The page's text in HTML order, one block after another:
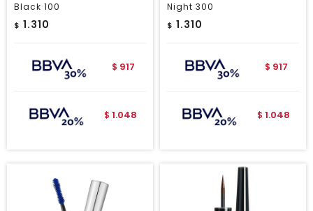
Black 100
$ 1.310
$ 917
$ 1.048
Night 300
$ 1.310
$ 917
$ 1.048